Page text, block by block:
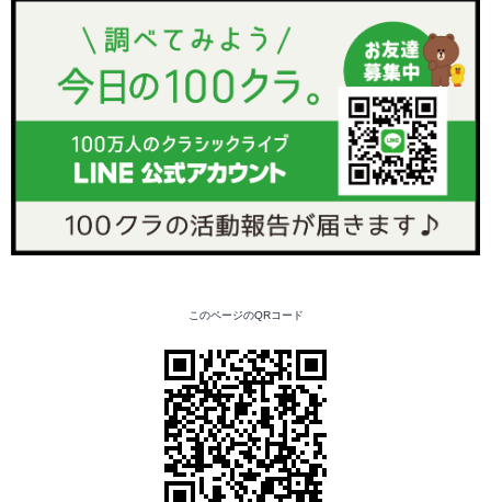
このページのQRコード